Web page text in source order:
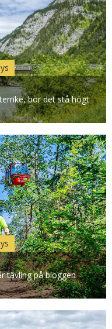
bör det stå högt
tävling på bloggen –